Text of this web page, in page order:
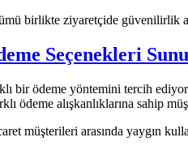
birlikte ziyaretçide güvenilirlik
Seçenekleri
bir ödeme yöntemini tercih
ödeme alışkanlıklarına sahip
müşterileri arasında yaygın